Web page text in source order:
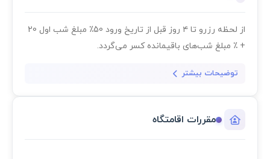
از لحظه رزرو تا ۴ روز قبل از تاریخ ورود 50٪ مبلغ شب اول 20
+ ٪ مبلغ شب‌های باقیمانده کسر می‌گردد.
توضیحات بیشتر
مقررات اقامتگاه